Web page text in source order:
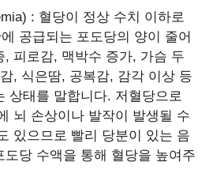
: 혈당이 정상 수치 이하로
공급되는 포도당의 양이 줄어
, 피로감, 맥박수 증가, 가슴 두
, 식은땀, 공복감, 감각 이상 등
상태를 말합니다. 저혈당으로
뇌 손상이나 발작이 발생될 수
있으므로 빨리 당분이 있는 음
도당 수액을 통해 혈당을 높여주